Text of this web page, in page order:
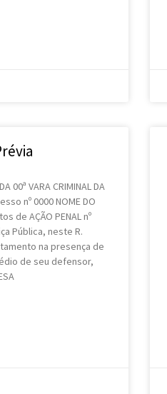
00ª VARA CRIMINAL DA
nº 0000 NOME DO
de AÇÃO PENAL nº
Pública, neste R.
na presença de
de seu defensor,